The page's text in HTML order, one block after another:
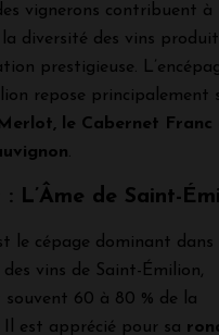
vignerons contribuent à
la diversité des vins
prestigieuse.
repose principalement
le Cabernet Franc
.
L’Âme de Saint-
le cépage dominant dans
des vins de Saint-Émilion,
souvent 60 à 80 % de la
Il est apprécié pour sa